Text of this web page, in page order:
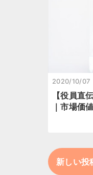
2020/10/07
【役員直
｜市場価
新しい投